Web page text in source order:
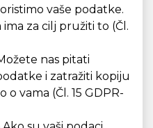
vaše podatke.
za cilj pružiti to (Čl.
nas pitati
i zatražiti kopiju
vama (Čl. 15 GDPR-